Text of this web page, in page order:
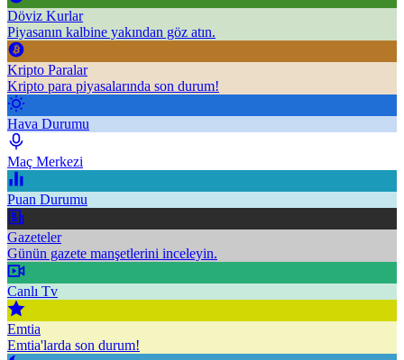
Döviz Kurlar
Piyasanın kalbine yakından göz atın.
Kripto Paralar
Kripto para piyasalarında son durum!
Hava Durumu
Maç Merkezi
Puan Durumu
Gazeteler
Günün gazete manşetlerini inceleyin.
Canlı Tv
Emtia
Emtia'larda son durum!